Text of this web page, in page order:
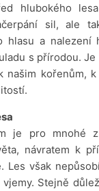
hlubokého
sil, ale
hlasu a nalezení
s přírodou.
našim kořenům,
je pro mnohé
návratem k
Les však
Stejně